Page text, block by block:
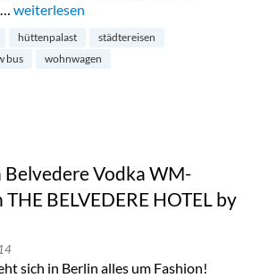
„Hotel Hüttenpalast in Berlin-Neukölln“
weiterlesen
hüttenpalast
städtereisen
bus wohnwagen
Belvedere Vodka WM-
THE BELVEDERE HOTEL by
sich in Berlin alles um Fashion!